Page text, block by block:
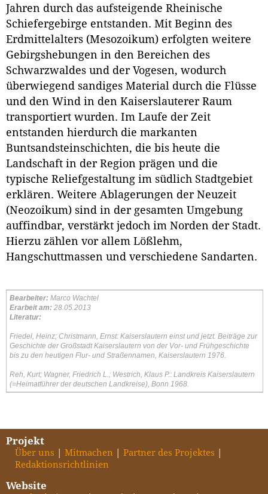
Jahren durch das aufsteigende Rheinische
Schiefergebirge entstanden. Mit Beginn des
Erdmittelalters (Mesozoikum) erfolgten weitere
Gebirgshebungen in den Bereichen des
Schwarzwaldes und der Vogesen, wodurch
überwiegend sandiges Material durch die Flüsse
und den Wind in den Kaiserslauterer Raum
transportiert wurden. Im Laufe der Zeit
entstanden hierdurch die markanten
Buntsandsteinschichten, die bis heute die
Landschaft in der Region prägen und die
typische Reliefgestaltung im südlich Stadtgebiet
erklären. Weitere Ablagerungen der Neuzeit
(Neozoikum) sind in der gesamten Umgebung
auffindbar, verstärkt jedoch im Norden der Stadt.
Hierzu zählen vor allem Lößlehm,
Hangschuttmassen und verschiedene Sandarten.
Bearbeiter: Marco Wachtel
Erarbeit am: 28.05.2013
Literatur:
Friedel, Heinz; Christmann, Ernst: Kaiserslautern einst und jetzt. Beiträge zur
Geschichte der Großstadt Kaiserslautern von der Vor- und Frühgeschichte
bis zu den heutigen Flur- und Straßennamen, Kaiserslautern 1976.
Reh, Kurt; Wagner, Friedrich L.; Westrich, Klaus P.: Landkreis Kaiserslautern
(=Heimatführer der deutschen Landkreise), Bonn 1968.
Projekt
Über uns Mitmachen
Partner des Projektes
Redaktionsrichtlinien
Website